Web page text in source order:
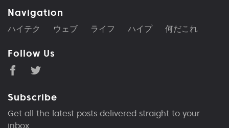
Navigation
ハイテク ウェブ ライフ ハイプ 何だこれ
Follow Us
Subscribe
Get all the latest posts delivered straight to your
inbox.